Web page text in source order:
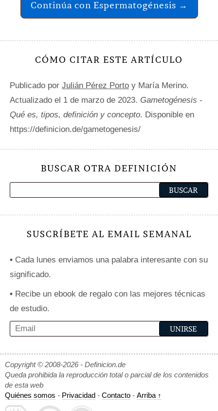
Continúa con Espermatogénesis →
CÓMO CITAR ESTE ARTÍCULO
Publicado por Julián Pérez Porto y María Merino.
Actualizado el 1 de marzo de 2023. Gametogénesis -
Qué es, tipos, definición y concepto. Disponible en
https://definicion.de/gametogenesis/
BUSCAR OTRA DEFINICIÓN
SUSCRÍBETE AL EMAIL SEMANAL
• Cada lunes enviamos una palabra interesante con su
significado.
• Recibe un ebook de regalo con las mejores técnicas
de estudio.
Copyright © 2008-2026 - Definicion.de
Queda prohibida la reproducción total o parcial de los contenidos
de esta web
Quiénes somos - Privacidad - Contacto - Arriba ↑